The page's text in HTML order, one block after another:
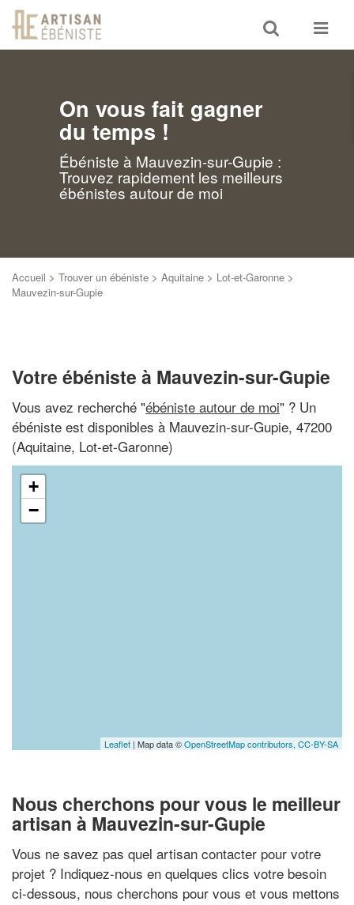
Toggle
search
Toggle
On vous fait gagner
du temps !
Ébéniste à Mauvezin-sur-Gupie :
Trouvez rapidement les meilleurs
ébénistes autour de moi
Accueil > Trouver un ébéniste > Aquitaine > Lot-et-Garonne >
Mauvezin-sur-Gupie
Votre ébéniste à Mauvezin-sur-Gupie
Vous avez recherché "ébéniste autour de moi" ? Un
ébéniste est disponibles à Mauvezin-sur-Gupie, 47200
(Aquitaine, Lot-et-Garonne)
+
−
Leaflet | Map data ©OpenStreetMap contributors, CC-BY-SA
Nous cherchons pour vous le meilleur
artisan à Mauvezin-sur-Gupie
Vous ne savez pas quel artisan contacter pour votre
projet ? Indiquez-nous en quelques clics votre besoin
ci-dessous, nous cherchons pour vous et vous mettons